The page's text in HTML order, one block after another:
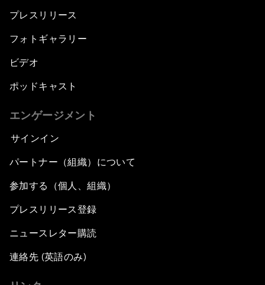
プレスリリース
フォトギャラリー
ビデオ
ポッドキャスト
エンゲージメント
サインイン
パートナー（組織）について
参加する（個人、組織）
プレスリリース登録
ニュースレター購読
連絡先 (英語のみ)